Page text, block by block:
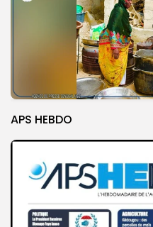
APS HEBDO